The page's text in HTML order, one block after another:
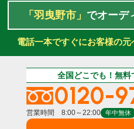
「羽曳野市」 でオーデ
電話一本ですぐにお客様の元
全国どこでも！無料
0120-
営業時間 8:00～22:00 年中無休